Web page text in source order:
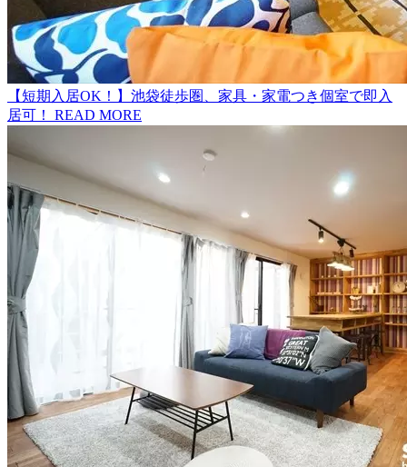
【短期入居OK！】池袋徒歩圏、家具・家電つき個室で即入
居可！
READ MORE